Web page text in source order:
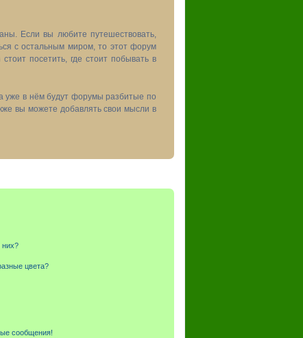
Если вы любите путешествовать,
с остальным миром, то этот форум
посетить, где стоит побывать в
уже в нём будут форумы разбитые по
вы можете добавлять свои мысли в
них?
цвета?
сообщения!